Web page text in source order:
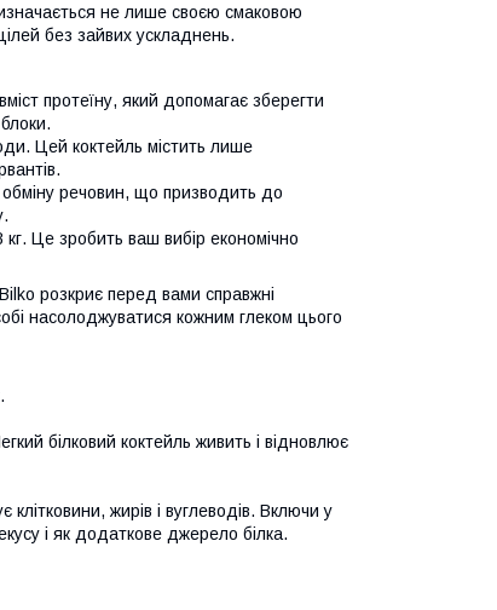
не лише своєю смаковою
без зайвих ускладнень.
протеїну, який допомагає зберегти
Цей коктейль містить лише
обміну речовин, що призводить до
Це зробить ваш вибір економічно
розкриє перед вами справжні
насолоджуватися кожним глеком цього
білковий коктейль живить і відновлює
жирів і вуглеводів. Включи у
і як додаткове джерело білка.